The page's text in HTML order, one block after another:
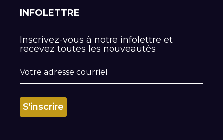
INFOLETTRE
Inscrivez-vous à notre infolettre et
recevez toutes les nouveautés